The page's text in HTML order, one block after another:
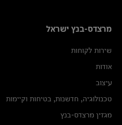
מרצדס-בנץ ישראל
שירות לקוחות
אודות
עיצוב
טכנולוגיה, חדשנות, בטיחות וקיימות
מגזין מרצדס-בנץ